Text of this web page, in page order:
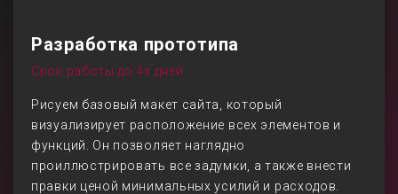
Разработка прототипа
Срок работы до 4х дней
Рисуем базовый макет сайта, который
визуализирует расположение всех элементов и
функций. Он позволяет наглядно
проиллюстрировать все задумки, а также внести
правки ценой минимальных усилий и расходов.